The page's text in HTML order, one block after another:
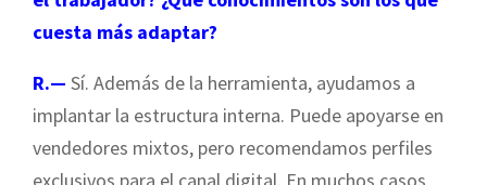
cuesta más adaptar?
R.— Sí. Además de la herramienta, ayudamos a
implantar la estructura interna. Puede apoyarse en
vendedores mixtos, pero recomendamos perfiles